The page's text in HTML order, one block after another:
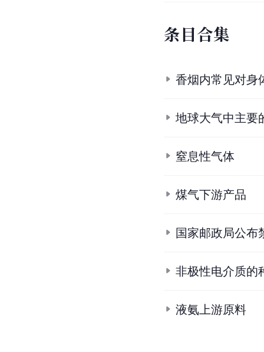
条目合集
香烟内常见对身
地球大气中主要
窒息性气体
煤气下游产品
国家邮政局公
非极性电介质的
液氨上游原料